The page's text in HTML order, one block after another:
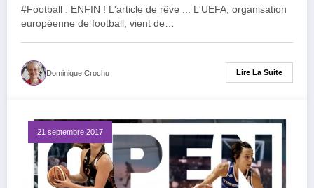
#Football : ENFIN ! L'article de rêve ... L'UEFA, organisation
européenne de football, vient de…
Dominique Crochu Lire La Suite
21 septembre 2017